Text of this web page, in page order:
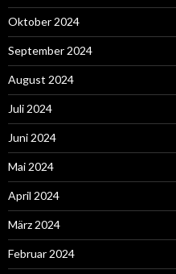
Oktober 2024
September 2024
August 2024
Juli 2024
Juni 2024
Mai 2024
April 2024
März 2024
Februar 2024